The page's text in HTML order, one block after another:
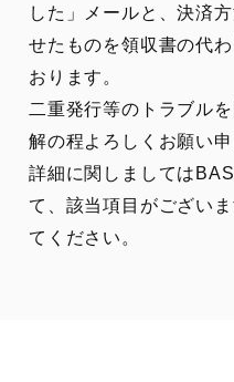
した」メールと、決済
せたものを領収書の代
おります。
二重発行等のトラブル
解の程よろしくお願い申
詳細に関しましては
て、該当項目がござい
てください。